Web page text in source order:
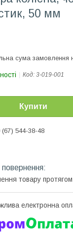
50 мм
сума замовлення
Код: 3-019-001
Купити
(67) 544-38-48
товару